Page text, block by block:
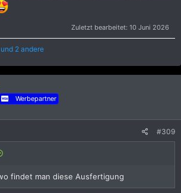
Zuletzt bearbeitet: 10 Juni 2026
und 2 andere
Werbepartner
#309
findet man diese Ausfertigung